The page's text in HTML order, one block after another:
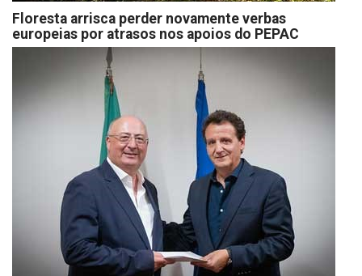
Floresta arrisca perder novamente verbas
europeias por atrasos nos apoios do PEPAC